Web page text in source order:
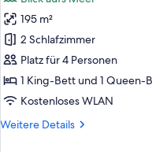
für
Executive-
Suite
anzeigen
195 m²
2 Schlafzimmer
Platz für 4 Personen
1 King-Bett und 1 Queen-
Kostenloses WLAN
Weitere Details
Weitere